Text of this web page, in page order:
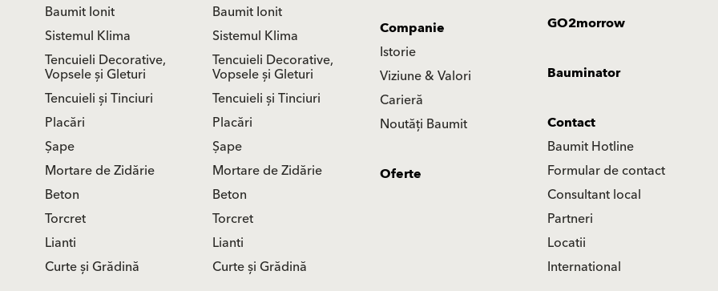
Baumit Ionit
Sistemul Klima
Tencuieli Decorative,
Vopsele și Gleturi
Tencuieli și Tinciuri
Placări
Șape
Mortare de Zidărie
Beton
Torcret
Lianti
Curte și Grădină
Baumit Ionit
Sistemul Klima
Tencuieli Decorative,
Vopsele și Gleturi
Tencuieli și Tinciuri
Placări
Șape
Mortare de Zidărie
Beton
Torcret
Lianti
Curte și Grădină
GO2morrow
Companie
Istorie
Viziune & Valori
Carieră
Noutăți Baumit
Bauminator
Contact
Baumit Hotline
Formular de contact
Consultant local
Partneri
Locatii
International
Oferte